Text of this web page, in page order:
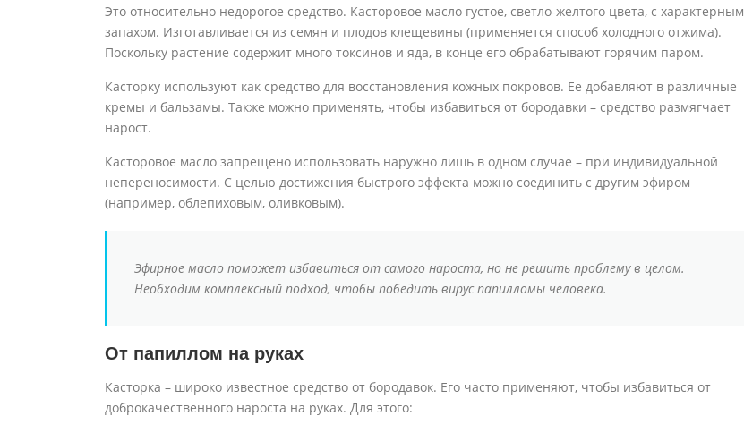
Это относительно недорогое средство. Касторовое масло густое, светло-желтого цвета, с характерным
запахом. Изготавливается из семян и плодов клещевины (применяется способ холодного отжима).
Поскольку растение содержит много токсинов и яда, в конце его обрабатывают горячим паром.
Касторку используют как средство для восстановления кожных покровов. Ее добавляют в различные
кремы и бальзамы. Также можно применять, чтобы избавиться от бородавки – средство размягчает
нарост.
Касторовое масло запрещено использовать наружно лишь в одном случае – при индивидуальной
непереносимости. С целью достижения быстрого эффекта можно соединить с другим эфиром
(например, облепиховым, оливковым).
Эфирное масло поможет избавиться от самого нароста, но не решить проблему в целом.
Необходим комплексный подход, чтобы победить вирус папилломы человека.
От папиллом на руках
Касторка – широко известное средство от бородавок. Его часто применяют, чтобы избавиться от
доброкачественного нароста на руках. Для этого: